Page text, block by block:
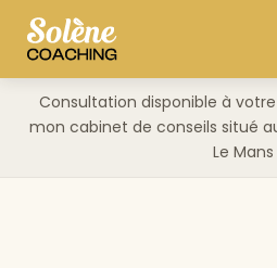
Consultation disponible à
mon cabinet de conseils situé
Le Mans